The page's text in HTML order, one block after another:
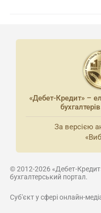
«Дебет-Кредит» –
За версією
© 2012-2026 «Дебет-
бухгалтерський портал.
Суб'єкт у сфері онлайн-